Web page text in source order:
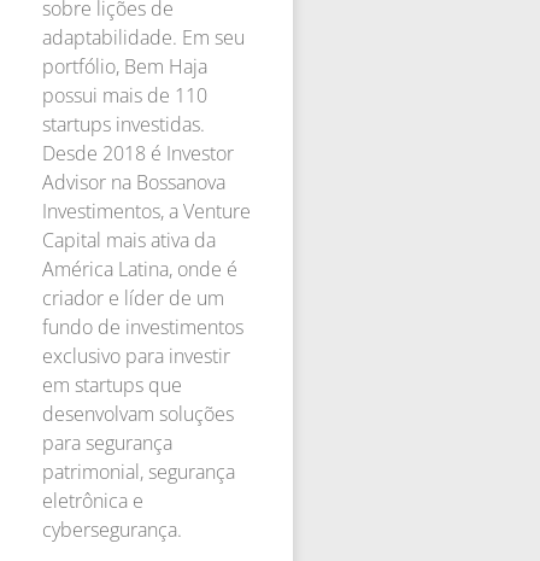
sobre lições de
adaptabilidade. Em seu
portfólio, Bem Haja
possui mais de 110
startups investidas.
Desde 2018 é Investor
Advisor na Bossanova
Investimentos, a Venture
Capital mais ativa da
América Latina, onde é
criador e líder de um
fundo de investimentos
exclusivo para investir
em startups que
desenvolvam soluções
para segurança
patrimonial, segurança
eletrônica e
cybersegurança.